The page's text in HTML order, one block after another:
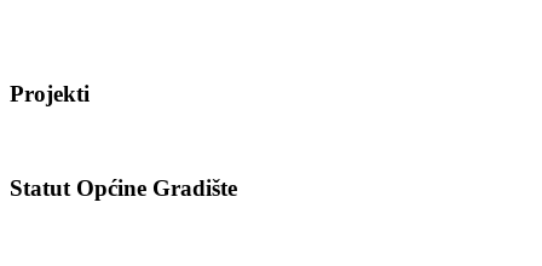
Projekti
Statut Općine Gradište